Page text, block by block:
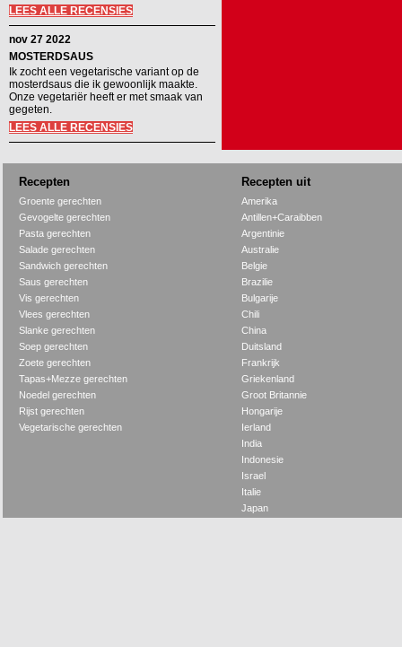
LEES ALLE RECENSIES
nov 27 2022
MOSTERDSAUS
Ik zocht een vegetarische variant op de
mosterdsaus die ik gewoonlijk maakte.
Onze vegetariër heeft er met smaak van
gegeten.
LEES ALLE RECENSIES
Recepten Recepten uit
Groente gerechten
Gevogelte gerechten
Pasta gerechten
Salade gerechten
Sandwich gerechten
Saus gerechten
Vis gerechten
Vlees gerechten
Slanke gerechten
Soep gerechten
Zoete gerechten
Tapas+Mezze gerechten
Noedel gerechten
Rijst gerechten
Vegetarische gerechten
Amerika
Antillen+Caraibben
Argentinie
Australie
Belgie
Brazilie
Bulgarije
Chili
China
Duitsland
Frankrijk
Griekenland
Groot Britannie
Hongarije
Ierland
India
Indonesie
Israel
Italie
Japan